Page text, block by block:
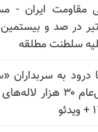
مقاومت ایران -
تبریک ۳۰ تیر در صد و
سلطنت مطلقه
با درود به